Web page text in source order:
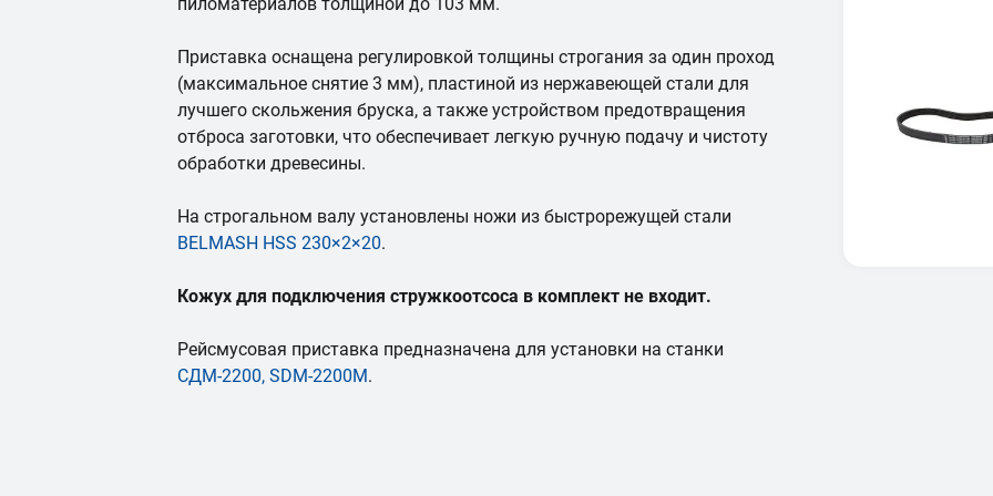
Приставка оснащена регулировкой толщины строгания за один проход
(максимальное снятие 3 мм), пластиной из нержавеющей стали для
лучшего скольжения бруска, а также устройством предотвращения
отброса заготовки, что обеспечивает легкую ручную подачу и чистоту
обработки древесины.
На строгальном валу установлены ножи из быстрорежущей стали
BELMASH HSS 230×2×20.
Кожух для подключения стружкоотсоса в комплект не входит.
Рейсмусовая приставка предназначена для установки на станки
СДМ-2200, SDM-2200M.